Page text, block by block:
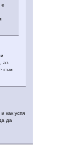
аз
съм
как успя
да